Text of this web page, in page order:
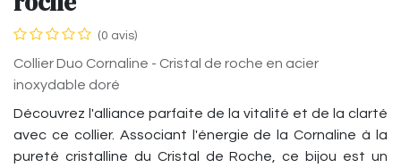
(0 avis)
Collier Duo Cornaline - Cristal de roche en acier
inoxydable doré
Découvrez l'alliance parfaite de la vitalité et de la clarté
avec ce collier. Associant l'énergie de la Cornaline à la
pureté cristalline du Cristal de Roche, ce bijou est un